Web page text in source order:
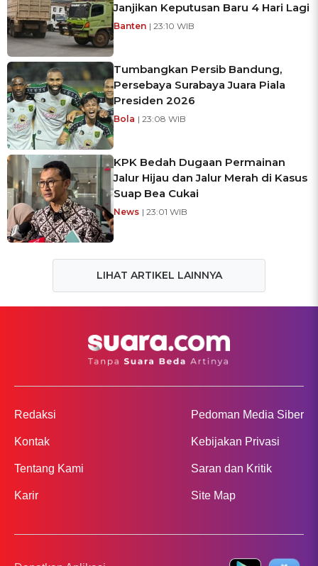
Janjikan Keputusan Baru 4 Hari Lagi
Banten | 23:10 WIB
Tumbangkan Persib Bandung,
Persebaya Surabaya Juara Piala
Presiden 2026
Bola | 23:08 WIB
KPK Bedah Dugaan Permainan
Jalur Hijau dan Jalur Merah di Kasus
Suap Bea Cukai
News | 23:01 WIB
LIHAT ARTIKEL LAINNYA
Redaksi
Kontak
Tentang Kami
Karir
Pedoman Media Siber
Kebijakan Privasi
Saran dan Kritik
Site Map